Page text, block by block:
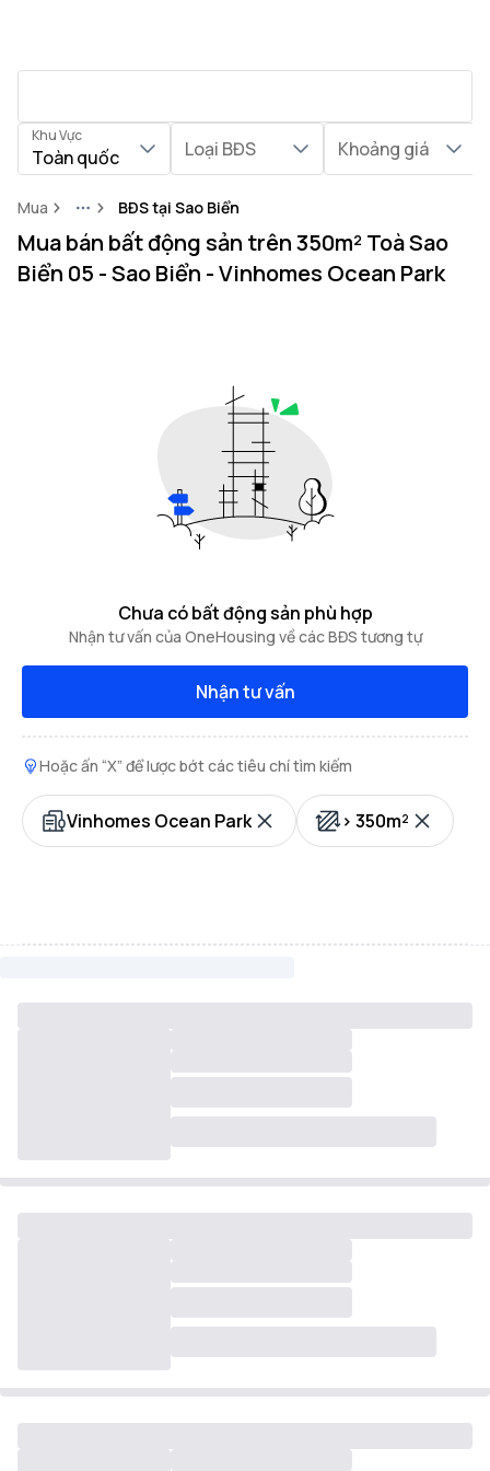
Khu Vực
Toàn quốc Loại BĐS Khoảng giá
Mua MoreBĐS tại Sao Biển
Mua bán bất động sản trên 350m² Toà Sao
Biển 05 - Sao Biển - Vinhomes Ocean Park
Chưa có bất động sản phù hợp
Nhận tư vấn của OneHousing về các BĐS tương tự
Nhận tư vấn
Hoặc ấn “X” để lược bớt các tiêu chí tìm kiếm
Vinhomes Ocean Park > 350m²